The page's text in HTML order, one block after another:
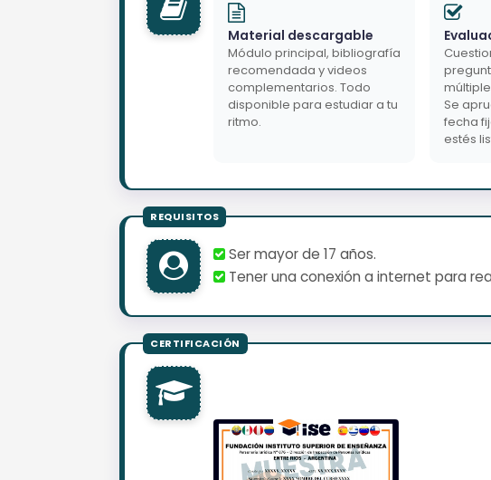
Material descargable
Módulo principal, bibliografía
recomendada y videos
complementarios. Todo
disponible para estudiar a tu
ritmo.
Se
fecha
estés
Ser mayor de 17 años.
Tener una conexión a internet para